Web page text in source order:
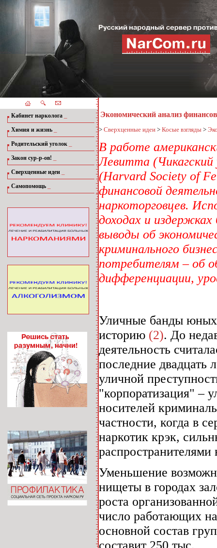
Кабинет нарколога
Химия и жизнь
Родительский уголок
Закон сур-р-ов!
Сверхценные идеи
Самопомощь
Экономический анализ
> Сверхценные идеи > Косые взгляды >
В работе
Левитта
(Harvard Society of
финансовой
наркоторговцев.
доходах и
выводы об
криминального
потребителям – об
дифференциации,
Уличные банды юных
историю (2). До
деятельность
последние двадцать
уличной
"корпоратизация" –
носителей
частности, когда в
наркотик крэк,
распространителями
Уменьшение
нищеты в городах
роста
число работающих
основной состав